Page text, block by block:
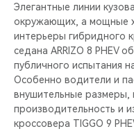
Элегантные линии
окружающих, а мощные
интерьеры гибридного
седана ARRIZO 8 PHEV
публичного испытания
Особенно водители и
внушительные
производительность и
кроссовера TIGGO 9